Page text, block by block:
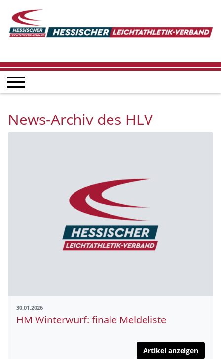
News-Archiv des HLV
30.01.2026
HM Winterwurf: finale Meldeliste
Artikel anzeigen